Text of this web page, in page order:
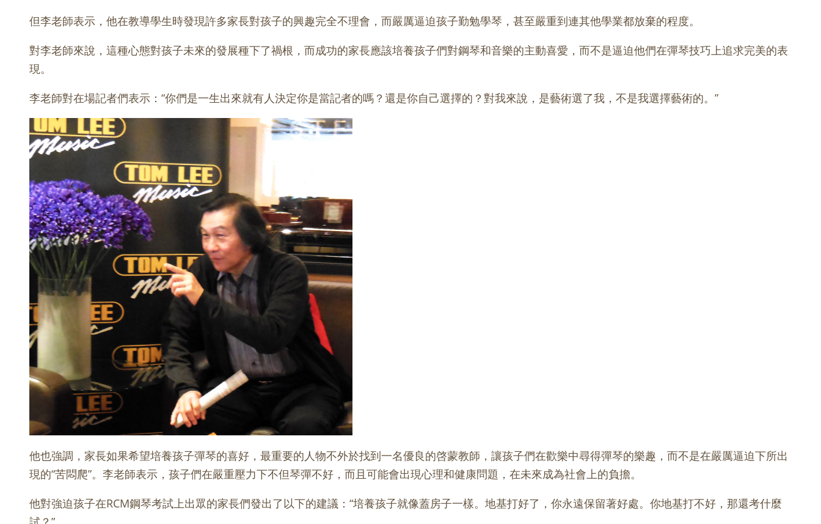
但李老師表示，他在教導學生時發現許多家長對孩子的興趣完全不理會，而嚴厲逼迫孩子勤勉學琴，甚至嚴重到連其他學業都放棄的程度。
對李老師來說，這種心態對孩子未來的發展種下了禍根，而成功的家長應該培養孩子們對鋼琴和音樂的主動喜愛，而不是逼迫他們在彈琴技巧上追求完美的表
現。
李老師對在場記者們表示：“你們是一生出來就有人決定你是當記者的嗎？還是你自己選擇的？對我來說，是藝術選了我，不是我選擇藝術的。”
他也強調，家長如果希望培養孩子彈琴的喜好，最重要的人物不外於找到一名優良的啓蒙教師，讓孩子們在歡樂中尋得彈琴的樂趣，而不是在嚴厲逼迫下所出
現的“苦悶爬”。李老師表示，孩子們在嚴重壓力下不但琴彈不好，而且可能會出現心理和健康問題，在未來成為社會上的負擔。
他對強迫孩子在RCM鋼琴考試上出眾的家長們發出了以下的建議：“培養孩子就像蓋房子一樣。地基打好了，你永遠保留著好處。你地基打不好，那還考什麼